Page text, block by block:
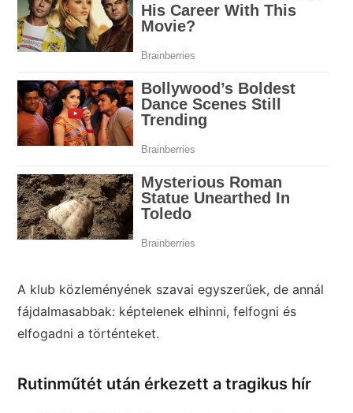
A klub közleményének szavai egyszerűek, de annál
fájdalmasabbak: képtelenek elhinni, felfogni és
elfogadni a történteket.
Rutinműtét után érkezett a tragikus hír